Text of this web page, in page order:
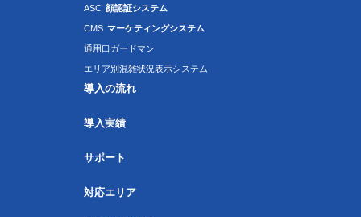
ASC 顔認証システム
CMS マーケティングシステム
通用口ガードマン
エリア別混雑状況表示システム
導入の流れ
導入実績
サポート
対応エリア